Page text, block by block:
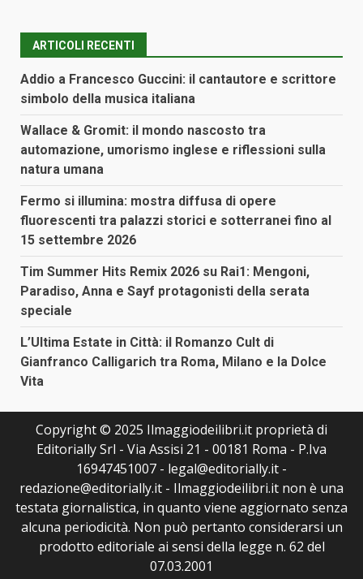
ARTICOLI RECENTI
Addio a Francesco Guccini: il cantautore e scrittore
simbolo della musica italiana
Wallace & Gromit: il mondo nascosto tra
automazione, umorismo inglese e riflessioni sulla
natura umana
Fermo si illumina: mostra diffusa di opere
fluorescenti tra palazzi storici e sotterranei fino al
15 settembre 2026
Tim Summer Hits Remix 2026 su Rai1: Mengoni,
Paradiso, Anna e Sayf protagonisti della serata
speciale
L’Ultima Estate in Città: il Romanzo Cult di
Gianfranco Calligarich tra Roma, Milano e la Dolce
Vita
Copyright © 2025 Ilmaggiodeilibri.it proprietà di
Editorially Srl - Via Assisi 21 - 00181 Roma - P.Iva
16947451007 - legal@editorially.it -
redazione@editorially.it - Ilmaggiodeilibri.it non è una
testata giornalistica, in quanto viene aggiornato senza
alcuna periodicità. Non può pertanto considerarsi un
prodotto editoriale ai sensi della legge n. 62 del
07.03.2001